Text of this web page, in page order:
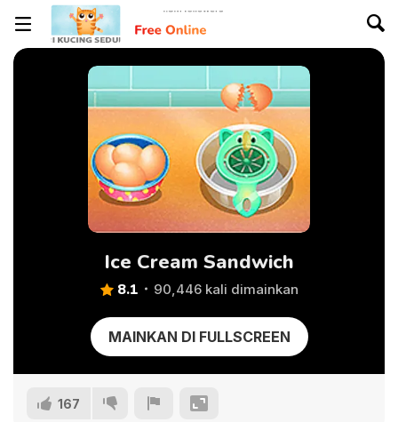
Ice Cream Sandwich
8.1 90,446 kali dimainkan
MAINKAN DI FULLSCREEN
167